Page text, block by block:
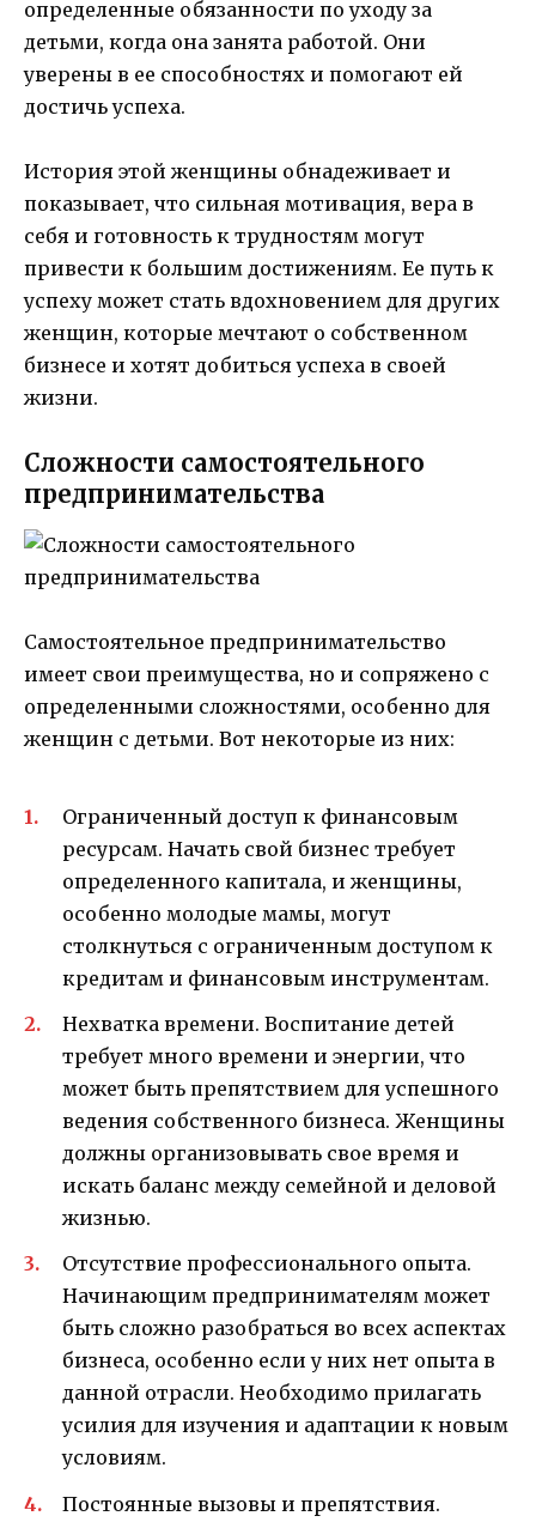
определенные обязанности по уходу за
детьми, когда она занята работой. Они
уверены в ее способностях и помогают ей
достичь успеха.
История этой женщины обнадеживает и
показывает, что сильная мотивация, вера в
себя и готовность к трудностям могут
привести к большим достижениям. Ее путь к
успеху может стать вдохновением для других
женщин, которые мечтают о собственном
бизнесе и хотят добиться успеха в своей
жизни.
Сложности самостоятельного
предпринимательства
Самостоятельное предпринимательство
имеет свои преимущества, но и сопряжено с
определенными сложностями, особенно для
женщин с детьми. Вот некоторые из них:
Ограниченный доступ к финансовым
ресурсам. Начать свой бизнес требует
определенного капитала, и женщины,
особенно молодые мамы, могут
столкнуться с ограниченным доступом к
кредитам и финансовым инструментам.
Нехватка времени. Воспитание детей
требует много времени и энергии, что
может быть препятствием для успешного
ведения собственного бизнеса. Женщины
должны организовывать свое время и
искать баланс между семейной и деловой
жизнью.
Отсутствие профессионального опыта.
Начинающим предпринимателям может
быть сложно разобраться во всех аспектах
бизнеса, особенно если у них нет опыта в
данной отрасли. Необходимо прилагать
усилия для изучения и адаптации к новым
условиям.
Постоянные вызовы и препятствия.